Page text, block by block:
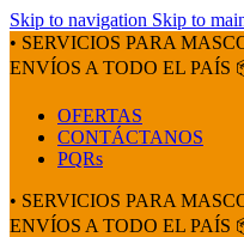
Skip to navigation Skip to
• SERVICIOS PARA
ENVÍOS A TODO EL PAÍS
OFERTAS
CONTÁCTANOS
PQRs
• SERVICIOS PARA
ENVÍOS A TODO EL PAÍS